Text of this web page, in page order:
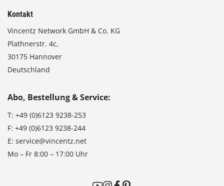
Kontakt
Vincentz Network GmbH & Co. KG
Plathnerstr. 4c,
30175 Hannover
Deutschland
Abo, Bestellung & Service:
T: +49 (0)6123 9238-253
F: +49 (0)6123 9238-244
E: service@vincentz.net
Mo – Fr 8:00 – 17:00 Uhr